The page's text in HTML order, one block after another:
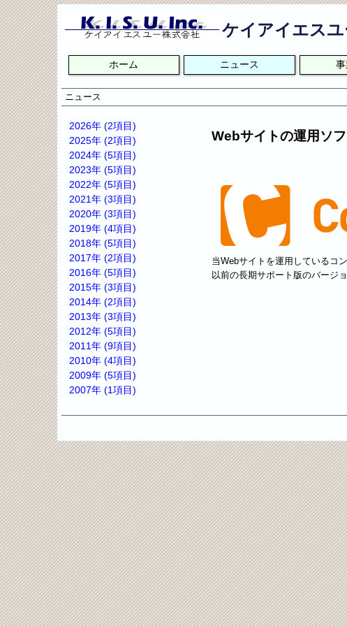
ケイアイエス
ー
シ
ョ
ン
を
省
ホーム ニュース
ニュース
Webサイトの運用ソ
当Webサイトを運用しているコ
以前の長期サポート版のバージ
2026年 (2項目)
2025年 (2項目)
2024年 (5項目)
2023年 (5項目)
2022年 (5項目)
2021年 (3項目)
2020年 (3項目)
2019年 (4項目)
2018年 (5項目)
2017年 (2項目)
2016年 (5項目)
2015年 (3項目)
2014年 (2項目)
2013年 (3項目)
2012年 (5項目)
2011年 (9項目)
2010年 (4項目)
2009年 (5項目)
2007年 (1項目)